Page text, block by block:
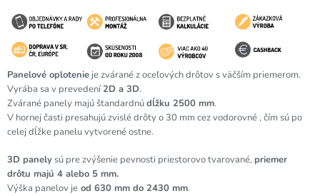
Panelové oplotenie je zvárané z oceľových drôtov s väčším priemerom.
Vyrába sa v prevedení2D a 3D.
Zvárané panely majú štandardnúdĺžku 2500 mm.
V hornej časti presahujú zvislé drôty o 30 mm cez vodorovné , čím sú po
celej dĺžke panelu vytvorené ostne.
3D panelysú pre zvýšenie pevnosti priestorovo tvarované,priemer
drôtu majú 4 alebo 5 mm.
Výška panelov je od 630 mm do 2430 mm.